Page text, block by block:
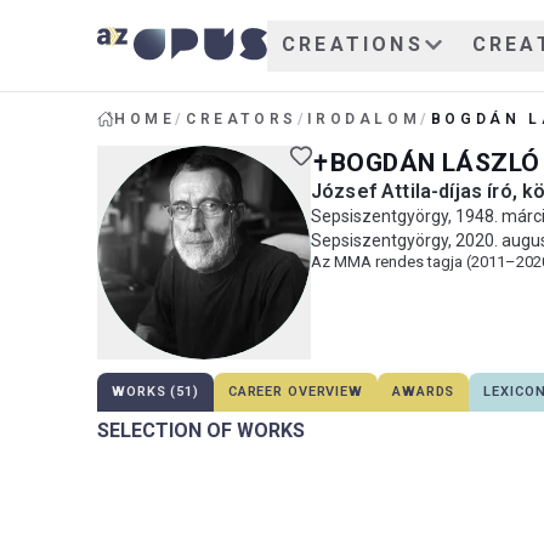
CREATIONS
HOME/ CREATORS / IRODALOM/ BOGDÁN
BOGDÁN LÁSZLÓ
József Attila-díjas író,
Sepsiszentgyörgy, 1948.
Sepsiszentgyörgy, 2020.
Az MMA rendes tagja
WORKS (51) CAREER OVERVIEW AWARDS
SELECTION OF WORKS